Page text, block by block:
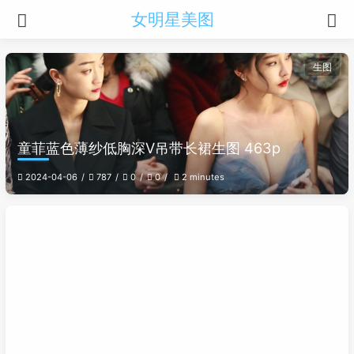
女明星美图
生图
童菲蓝色薄纱低胸深V吊带长裙生图 463p
2024-04-06 787 0 0 2 minutes